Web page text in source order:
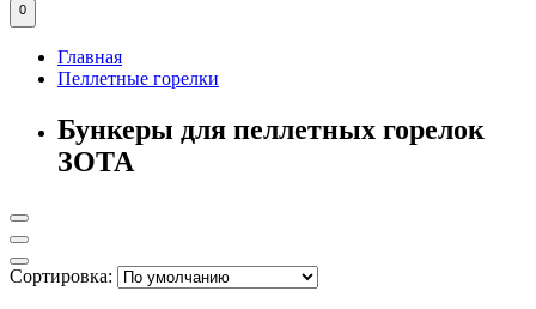
0
Главная
Пеллетные горелки
Бункеры для пеллетных горелок
ЗОТА
Сортировка: